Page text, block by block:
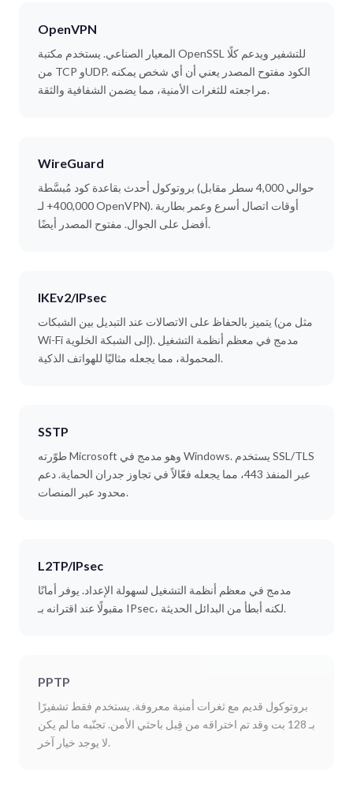
OpenVPN
المعيار الصناعي. يستخدم مكتبة OpenSSL للتشفير ويدعم كلًا
من TCP وUDP. الكود مفتوح المصدر يعني أن أي شخص يمكنه
مراجعته للثغرات الأمنية، مما يضمن الشفافية والثقة.
WireGuard
بروتوكول أحدث بقاعدة كود مُبسَّطة (حوالي 4,000 سطر مقابل
400,000+ لـ OpenVPN). أوقات اتصال أسرع وعمر بطارية
أفضل على الجوال. مفتوح المصدر أيضًا.
IKEv2/IPsec
يتميز بالحفاظ على الاتصالات عند التبديل بين الشبكات (مثل من
Wi-Fi إلى الشبكة الخلوية). مدمج في معظم أنظمة التشغيل
المحمولة، مما يجعله مثاليًا للهواتف الذكية.
SSTP
طوّرته Microsoft وهو مدمج في Windows. يستخدم SSL/TLS
عبر المنفذ 443، مما يجعله فعّالاً في تجاوز جدران الحماية. دعم
محدود عبر المنصات.
L2TP/IPsec
مدمج في معظم أنظمة التشغيل لسهولة الإعداد. يوفر أمانًا
مقبولًا عند اقترانه بـ IPsec، لكنه أبطأ من البدائل الحديثة.
PPTP
بروتوكول قديم مع ثغرات أمنية معروفة. يستخدم فقط تشفيرًا
بـ 128 بت وقد تم اختراقه من قِبل باحثي الأمن. تجنّبه ما لم يكن
لا يوجد خيار آخر.